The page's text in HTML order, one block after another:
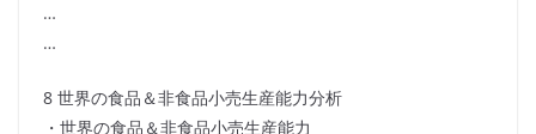
…
…
8 世界の食品＆非食品小売生産能力分析
・世界の食品＆非食品小売生産能力